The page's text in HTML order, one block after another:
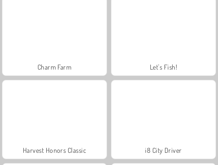
Charm Farm Let's Fish!
Harvest Honors Classic i8 City Driver